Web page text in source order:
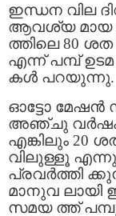
ഇന്ധന വില
ആവശ്യ മായ
ത്തിലെ 80
എന്ന് പമ്പ്
കള്‍ പറയുന്നു.
ഓട്ടോ മേഷന്‍
അഞ്ചു വര്‍ഷം
എങ്കിലും 20
വിലുള്ളൂ
പ്രവര്‍ത്തി
മാനുവ ലായി
സമയ ത്ത് പമ്പു